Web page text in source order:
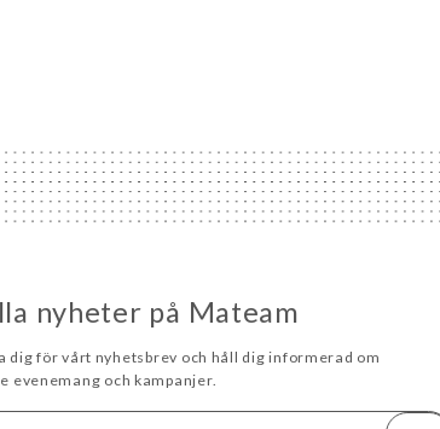
nyheter på Mateam
dig för vårt nyhetsbrev och håll dig informerad om
evenemang och kampanjer.